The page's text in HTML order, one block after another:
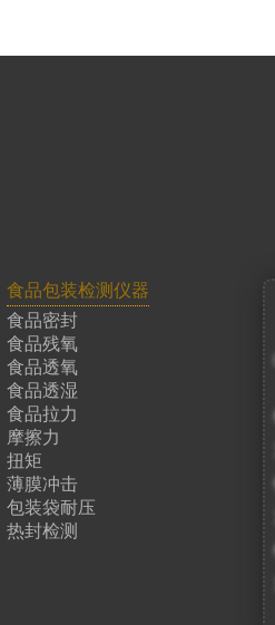
食品包装检测仪器
食品密封
食品残氧
食品透氧
食品透湿
食品拉力
摩擦力
扭矩
薄膜冲击
包装袋耐压
热封检测